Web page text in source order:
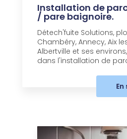
Installation de
/ pare baignoire.
Détech'fuite Solutions,
Chambéry, Annecy, Aix
Albertville et ses
dans l'installation de